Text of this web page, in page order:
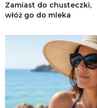
Zamiast do chusteczki,
włóż go do mleka